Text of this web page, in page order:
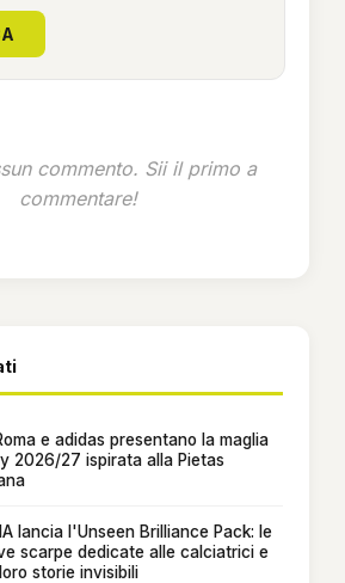
commento. Sii il primo a
commentare!
e adidas presentano la maglia
2026/27 ispirata alla Pietas
lancia l'Unseen Brilliance Pack: le
scarpe dedicate alle calciatrici e
storie invisibili